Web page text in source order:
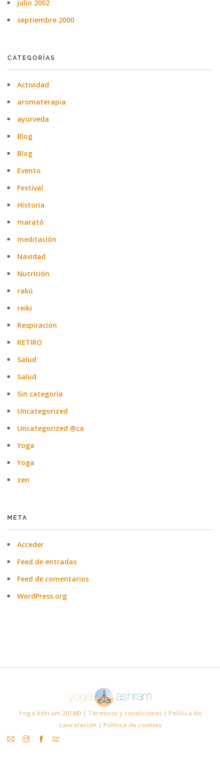
julio 2002
septiembre 2000
CATEGORÍAS
Actividad
aromaterapia
ayurveda
Blog
Blog
Evento
Festival
Historia
marató
meditación
Navidad
Nutrición
rakú
reiki
Respiración
RETIRO
Salud
Salud
Sin categoría
Uncategorized
Uncategorized @ca
Yoga
Yoga
zen
META
Acceder
Feed de entradas
Feed de comentarios
WordPress.org
Yoga Ashram 2018© | Términos y condiciones| Política de
cancelación | Política de cookies